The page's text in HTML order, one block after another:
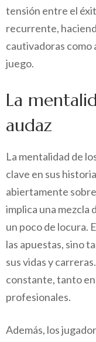
tensión entre el
recurrente,
cautivadoras como
juego.
La
audaz
La mentalidad de
clave en sus
abiertamente
implica una mezcla
un poco de locura.
las apuestas, sino
sus vidas y
constante, tanto
profesionales.
Además, los